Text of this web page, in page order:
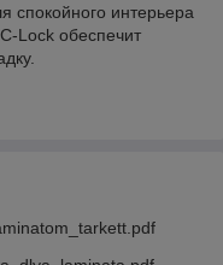
спокойного интерьера
Lock обеспечит